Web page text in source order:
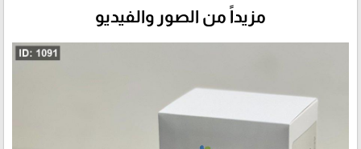
مزيداً من الصور والفيديو